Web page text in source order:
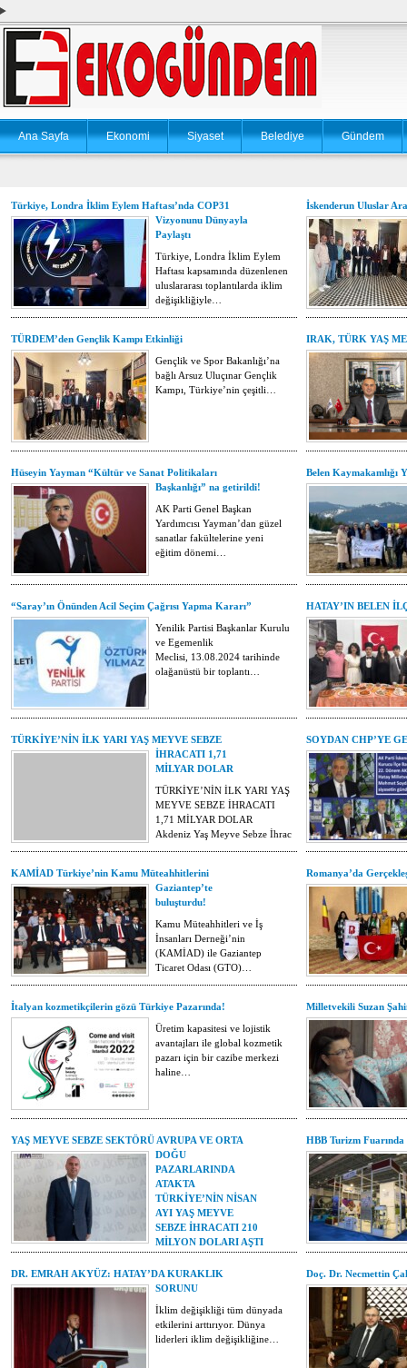
Ana Sayfa Ekonomi Siyaset Belediye Gündem
Türkiye, Londra İklim Eylem Haftası’nda COP31
Vizyonunu Dünyayla
Paylaştı
Türkiye, Londra İklim Eylem
Haftası kapsamında düzenlenen
uluslararası toplantılarda iklim
değişikliğiyle…
İskenderun Uluslar
TÜRDEM’den Gençlik Kampı Etkinliği
Gençlik ve Spor Bakanlığı’na
bağlı Arsuz Uluçınar Gençlik
Kampı, Türkiye’nin çeşitli…
IRAK, TÜRK YAŞ
Hüseyin Yayman “Kültür ve Sanat Politikaları
Başkanlığı” na getirildi!
AK Parti Genel Başkan
Yardımcısı Yayman’dan güzel
sanatlar fakültelerine yeni
eğitim dönemi…
Belen Kaymakamlığı
“Saray’ın Önünden Acil Seçim Çağrısı Yapma Kararı”
Yenilik Partisi Başkanlar Kurulu
ve Egemenlik
Meclisi, 13.08.2024 tarihinde
olağanüstü bir toplantı…
HATAY’IN BELEN
TÜRKİYE’NİN İLK YARI YAŞ MEYVE SEBZE
İHRACATI 1,71
MİLYAR DOLAR
TÜRKİYE’NİN İLK YARI YAŞ
MEYVE SEBZE İHRACATI
1,71 MİLYAR DOLAR
Akdeniz Yaş Meyve Sebze İhracatçıları…
SOYDAN CHP’YE
KAMİAD Türkiye’nin Kamu Müteahhitlerini
Gaziantep’te
buluşturdu!
Kamu Müteahhitleri ve İş
İnsanları Derneği’nin
(KAMİAD) ile Gaziantep
Ticaret Odası (GTO)…
Romanya’da
İtalyan kozmetikçilerin gözü Türkiye Pazarında!
Üretim kapasitesi ve lojistik
avantajları ile global kozmetik
pazarı için bir cazibe merkezi
haline…
Milletvekili Suzan
YAŞ MEYVE SEBZE SEKTÖRÜ AVRUPA VE ORTA
DOĞU
PAZARLARINDA
ATAKTA
TÜRKİYE’NİN NİSAN
AYI YAŞ MEYVE
SEBZE İHRACATI 210
MİLYON DOLARI AŞTI
İhracatçıları Birliği Yönetim
Kurulu Başkanı Ferhat Gürüz,
HBB Turizm Fuarında
DR. EMRAH AKYÜZ: HATAY’DA KURAKLIK
SORUNU
İklim değişikliği tüm dünyada
etkilerini arttırıyor. Dünya
liderleri iklim değişikliğine…
Doç. Dr. Necmettin